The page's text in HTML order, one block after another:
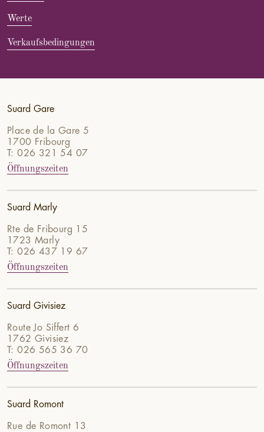
Werte
Verkaufsbedingungen
Suard Gare
Place de la Gare 5
1700 Fribourg
T: 026 321 54 07
Öffnungszeiten
Suard Marly
Rte de Fribourg 15
1723 Marly
T: 026 437 19 67
Öffnungszeiten
Suard Givisiez
Route Jo Siffert 6
1762 Givisiez
T: 026 565 36 70
Öffnungszeiten
Suard Romont
Rue de Romont 13